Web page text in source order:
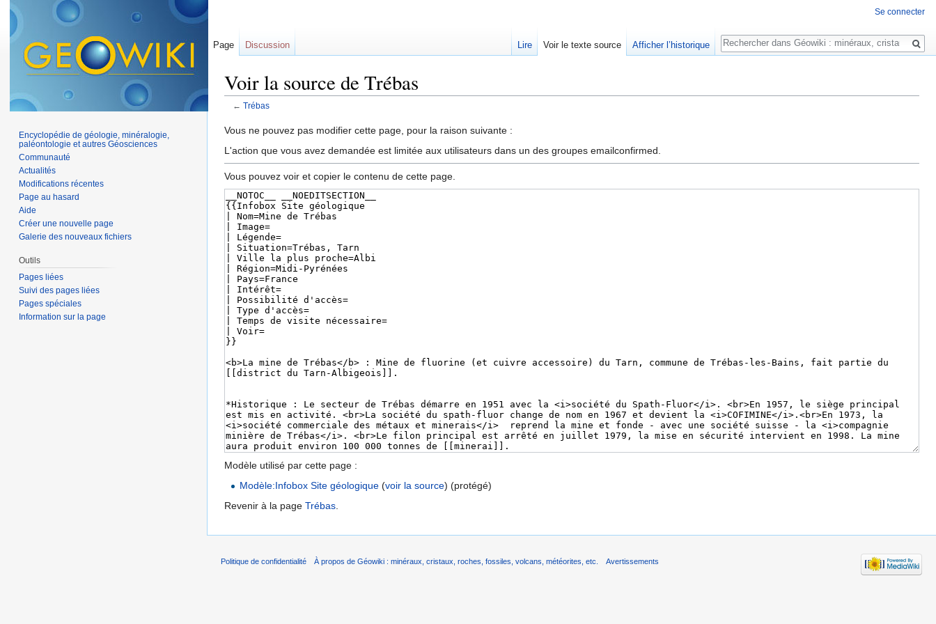
Voir la source de Trébas
← Trébas
Vous ne pouvez pas modifier cette page, pour la raison suivante :
L'action que vous avez demandée est limitée aux utilisateurs dans un des groupes emailconfirmed.
Vous pouvez voir et copier le contenu de cette page.
Modèle utilisé par cette page :
Modèle:Infobox Site géologique (voir la source) (protégé)
Revenir à la page Trébas.
Se connecter
Page Discussion Lire Voir le texte source Afficher l’historique
Rechercher
Encyclopédie de géologie, minéralogie,
paléontologie et autres Géosciences
Communauté
Actualités
Modifications récentes
Page au hasard
Aide
Créer une nouvelle page
Galerie des nouveaux fichiers
Outils
Pages liées
Suivi des pages liées
Pages spéciales
Information sur la page
Politique de confidentialité À propos de Géowiki : minéraux, cristaux, roches, fossiles, volcans, météorites, etc. Avertissements